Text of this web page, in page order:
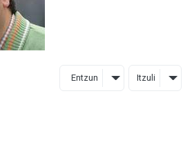
Entzun Itzuli